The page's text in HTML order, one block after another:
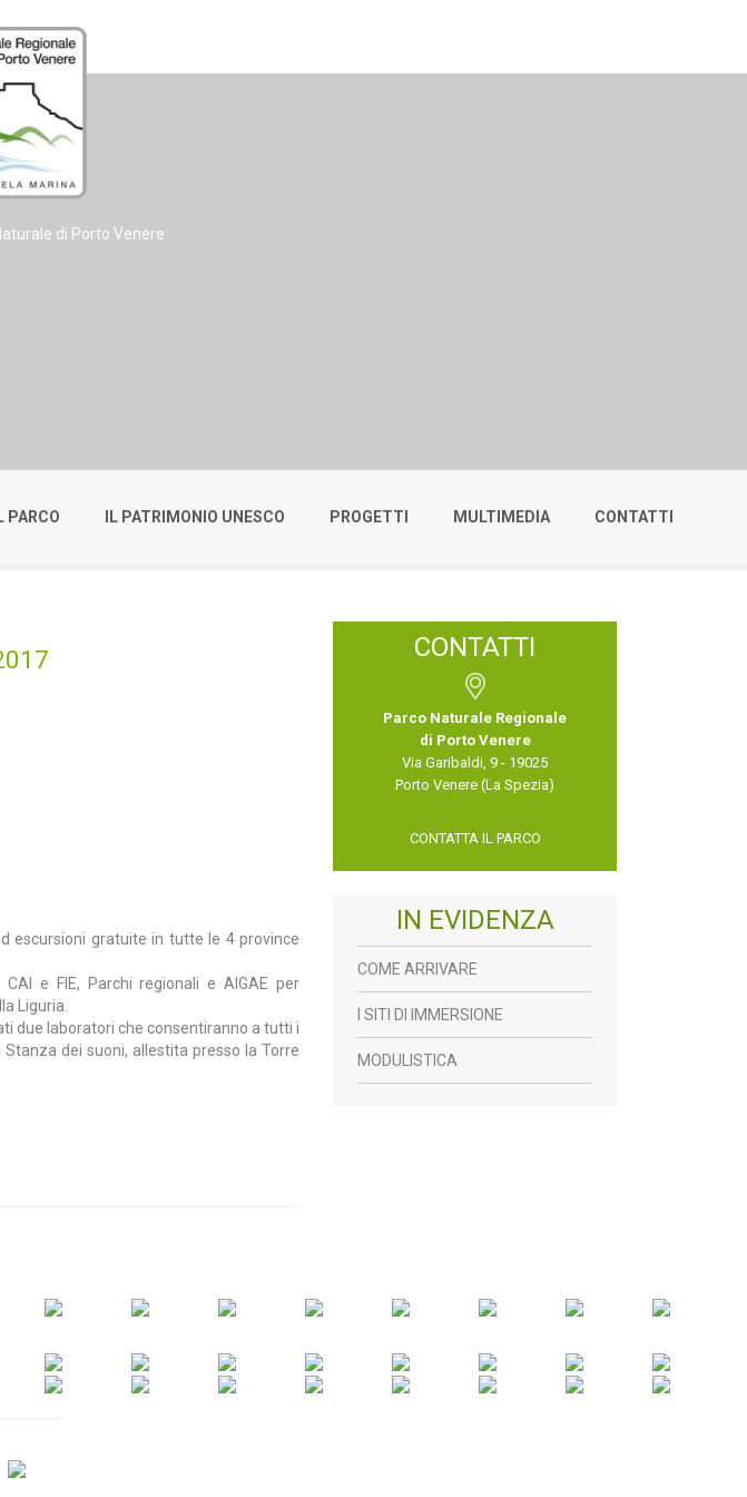
di Porto Venere
PARCO IL PATRIMONIO UNESCO PROGETTI MULTIMEDIA CONTATTI
escursioni gratuite in tutte le 4 province
e FIE, Parchi regionali e AIGAE per
Liguria.
due laboratori che consentiranno a tutti i
dei suoni, allestita presso la Torre
CONTATTI
Parco Naturale Regionale
di Porto Venere
Via Garibaldi, 9 - 19025
Porto Venere (La Spezia)
CONTATTA IL PARCO
IN EVIDENZA
COME ARRIVARE
I SITI DI IMMERSIONE
MODULISTICA